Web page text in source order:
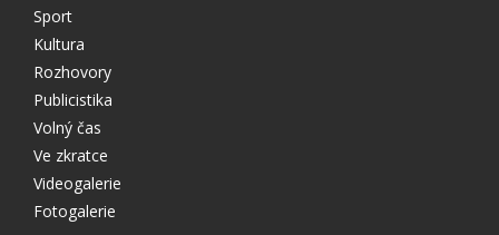
Sport
Kultura
Rozhovory
Publicistika
Volný čas
Ve zkratce
Videogalerie
Fotogalerie